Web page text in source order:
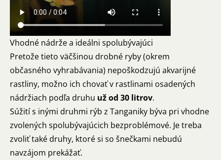
Vhodné nádrže a ideálni spolubývajúci
Pretože tieto väčšinou drobné ryby (okrem
občasného vyhrabávania) nepoškodzujú akvarijné
rastliny, možno ich chovať v rastlinami osadených
nádržiach podľa druhu už od 30 litrov.
Súžití s inými druhmi rýb z Tanganiky býva pri vhodne
zvolených spolubývajúcich bezproblémové. Je treba
zvoliť také druhy, ktoré si so šnečkami nebudú
navzájom prekážať.